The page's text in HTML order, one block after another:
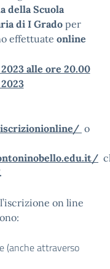
della Scuola
di I Grado per
effettuate online
alle ore 20.00
o
on line
(anche attraverso